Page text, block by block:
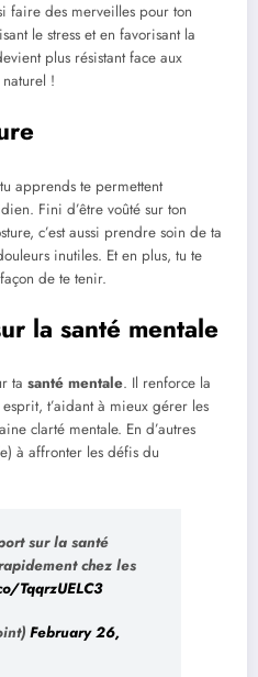
faire des merveilles pour ton
le stress et en favorisant la
plus résistant face aux
!
apprends te permettent
Fini d’être voûté sur ton
c’est aussi prendre soin de ta
inutiles. Et en plus, tu te
de te tenir.
la santé mentale
ta santé mentale. Il renforce la
t’aidant à mieux gérer les
clarté mentale. En d’autres
à affronter les défis du
sur la santé
chez les
TqqrzUELC3
February 26,